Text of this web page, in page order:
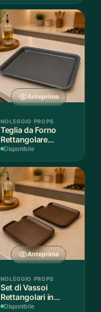
Anteprima
NOLEGGIO PROPS
Teglia da Forno
Rettangolare
Antiaderente
Disponibile
Anteprima
NOLEGGIO PROPS
Set di Vassoi
Rettangolari in
Finitura Legno
Disponibile